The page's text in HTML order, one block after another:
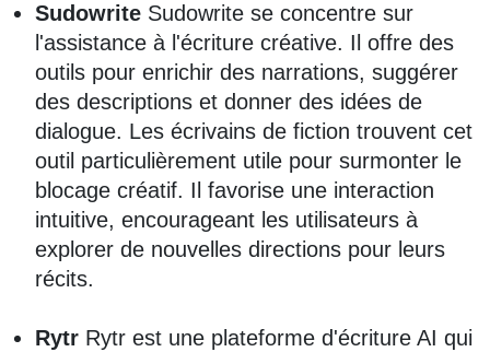
Sudowrite Sudowrite se concentre sur
l'assistance à l'écriture créative. Il offre des
outils pour enrichir des narrations, suggérer
des descriptions et donner des idées de
dialogue. Les écrivains de fiction trouvent cet
outil particulièrement utile pour surmonter le
blocage créatif. Il favorise une interaction
intuitive, encourageant les utilisateurs à
explorer de nouvelles directions pour leurs
récits.
Rytr Rytr est une plateforme d'écriture AI qui